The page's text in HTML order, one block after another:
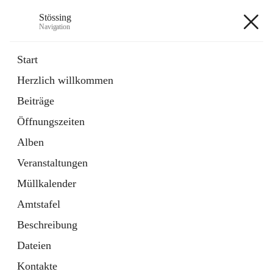
Stössing
Navigation
Start
Herzlich willkommen
Beiträge
Öffnungszeiten
Alben
Veranstaltungen
Müllkalender
Amtstafel
Beschreibung
Dateien
Kontakte
Datei
in
Tab
Kindergarten
öffnet
in
neuem
Tab